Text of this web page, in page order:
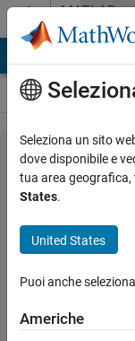
Vai al contenutoMATLAB
Answers
multiple
integration
uniform
MS
Seleziona un sito
dove disponibile e
tua area geografica,
States.
United States
Puoi anche
Americhe